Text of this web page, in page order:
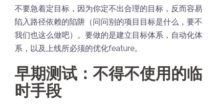
不要急着定目标，因为你定不出合理的目标，反而容易
陷入路径依赖的陷阱（问问别的项目目标是什么，要不
我们也这么做吧）。要做的是建立目标体系，自动化体
系，以及上线所必须的优化feature。
早期测试：不得不使用的临
时手段